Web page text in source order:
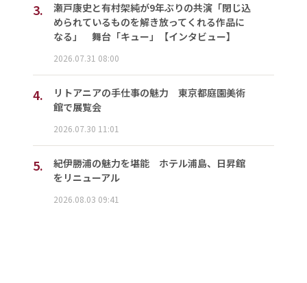
3.
瀬戸康史と有村架純が9年ぶりの共演「閉じ込
められているものを解き放ってくれる作品に
なる」 舞台「キュー」【インタビュー】
2026.07.31 08:00
4.
リトアニアの手仕事の魅力 東京都庭園美術
館で展覧会
2026.07.30 11:01
5.
紀伊勝浦の魅力を堪能 ホテル浦島、日昇館
をリニューアル
2026.08.03 09:41